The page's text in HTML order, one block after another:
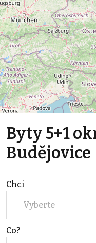
Byty 5+1
Budějovice
Chci
Vyberte
Co?